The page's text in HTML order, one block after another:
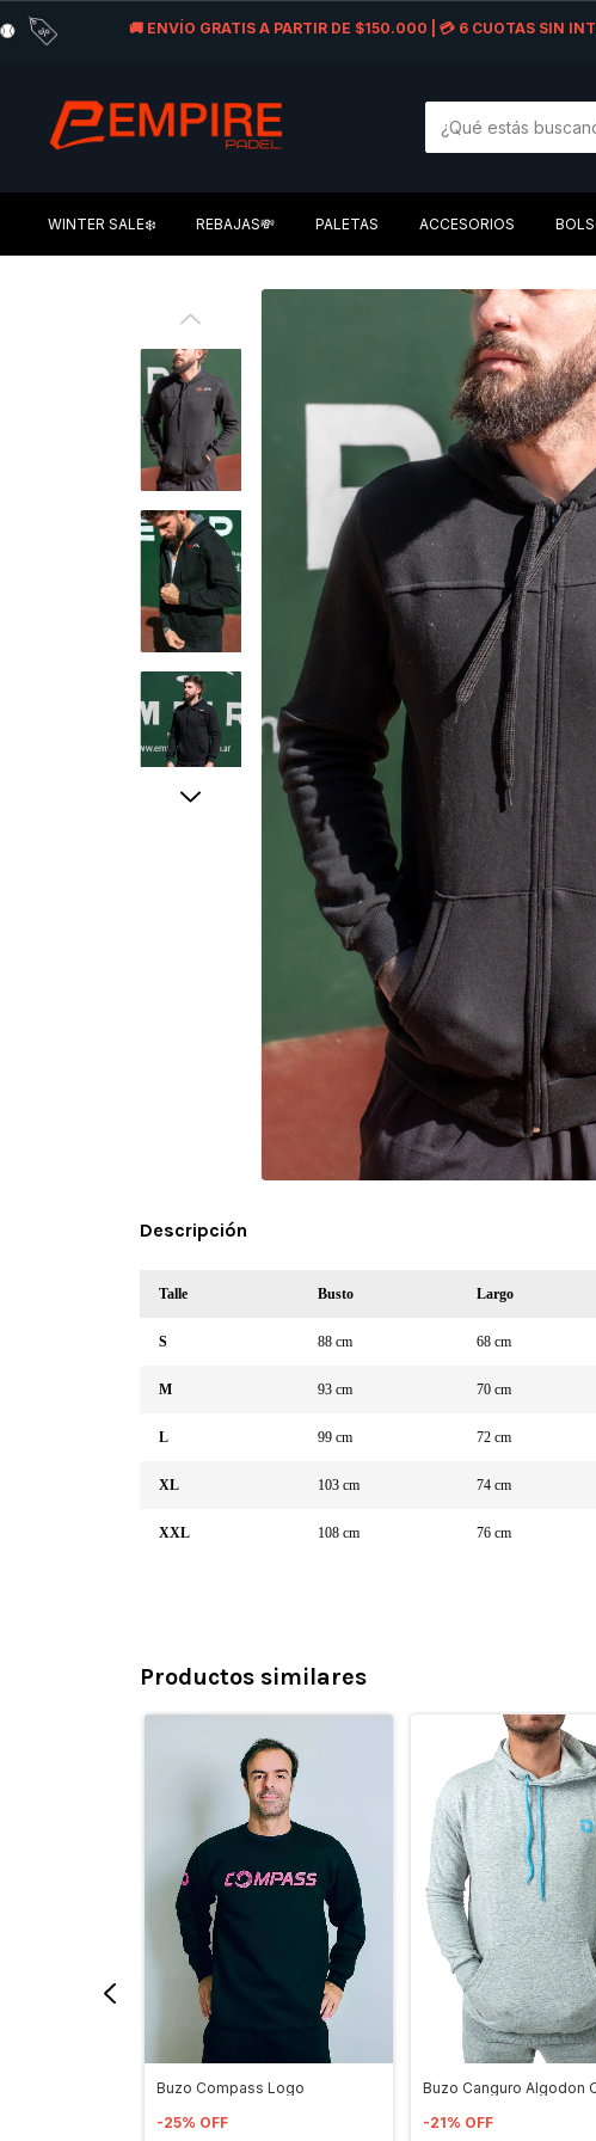
🚚 ENVÍO GRATIS A PARTIR DE $150.000 | 💳 6 CUOTAS SIN
WINTER SALE❄️ REBAJAS💸 PALETAS ACCESORIOS
Descripción
Talle Busto Largo
S 88 cm 68 cm
M 93 cm 70 cm
L 99 cm 72 cm
XL 103 cm 74 cm
XXL 108 cm 76 cm
Productos similares
Buzo Compass Logo
-25% OFF
Buzo Canguro Algodon
-21% OFF